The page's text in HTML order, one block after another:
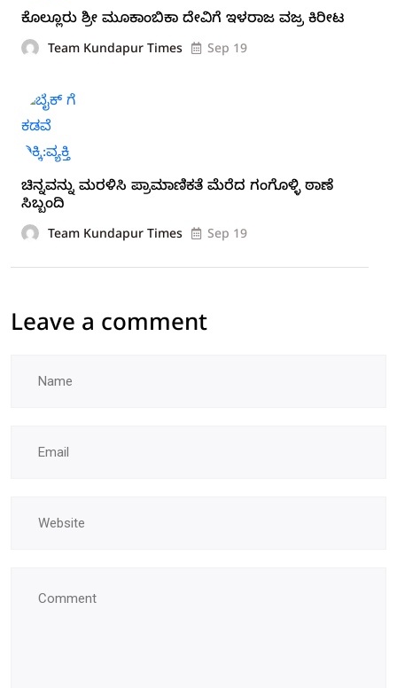
ಕೊಲ್ಲೂರು ಶ್ರೀ ಮೂಕಾಂಬಿಕಾ ದೇವಿಗೆ ಇಳರಾಜ ವಜ್ರ ಕಿರೀಟ
Team Kundapur Times Sep 19
ಚಿನ್ನವನ್ನು ಮರಳಿಸಿ ಪ್ರಾಮಾಣಿಕತೆ ಮೆರೆದ ಗಂಗೊಳ್ಳಿ ಠಾಣೆ
ಸಿಬ್ಬಂದಿ
Team Kundapur Times Sep 19
Leave a comment